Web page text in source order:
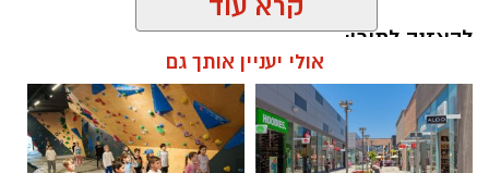
להאזנה לתוכן:
אלדה נתנאל / 18:18 05.08.26
קרא עוד
אולי יעניין אותך גם